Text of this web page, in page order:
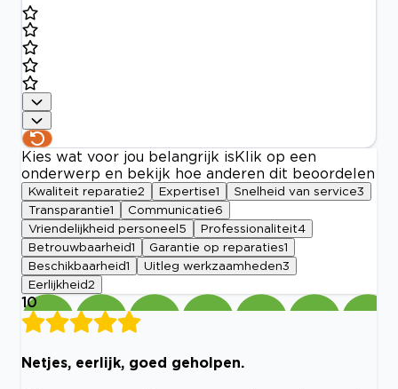
Kies wat voor jou belangrijk is Klik op een
onderwerp en bekijk hoe anderen dit beoordelen
Kwaliteit reparatie2 Expertise1 Snelheid van service3
Transparantie1 Communicatie6
Vriendelijkheid personeel 5 Professionaliteit4
Betrouwbaarheid1 Garantie op reparaties1
Beschikbaarheid1 Uitleg werkzaamheden3
Eerlijkheid2
10
Netjes, eerlijk, goed geholpen.